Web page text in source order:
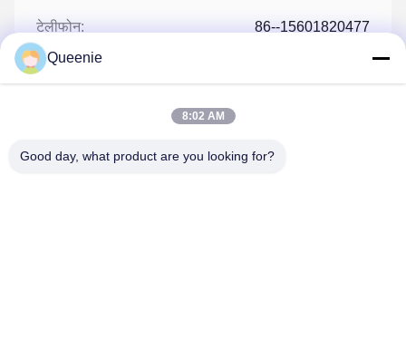
टेलीफोन: 86--15601820477
Queenie
8:02 AM
Good day, what product are you looking for?